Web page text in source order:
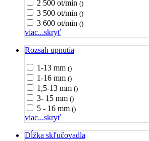
2 500 ot/min ()
3 500 ot/min ()
3 600 ot/min ()
viac...skryť
Rozsah upnutia
1-13 mm ()
1-16 mm ()
1,5-13 mm ()
3- 15 mm ()
5 - 16 mm ()
viac...skryť
Dĺžka skľučovadla